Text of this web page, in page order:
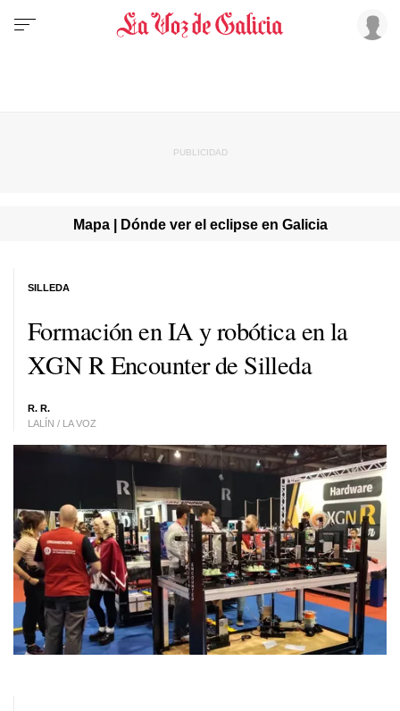
Mapa | Dónde ver el eclipse en Galicia
Formación en IA y robótica en la
XGN R Encounter de Silleda
R. R.
LALÍN / LA VOZ
SILLEDA